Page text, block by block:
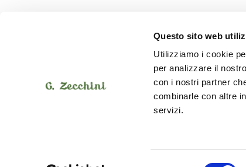
Questo sito web
Utilizziamo i cookie
per analizzare il
con i nostri partner
combinarle con altre
servizi.